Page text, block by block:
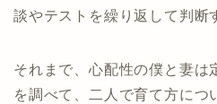
談やテストを繰り返して判断
それまで、心配性の僕と妻は
を調べて、二人で育て方につ